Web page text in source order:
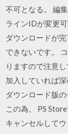
不可となる。 編
ラインIDが変更
ダウンロードが
できないです。
りますので注意
加入していれば
ダウンロード版
この為、 PS
キャンセルして